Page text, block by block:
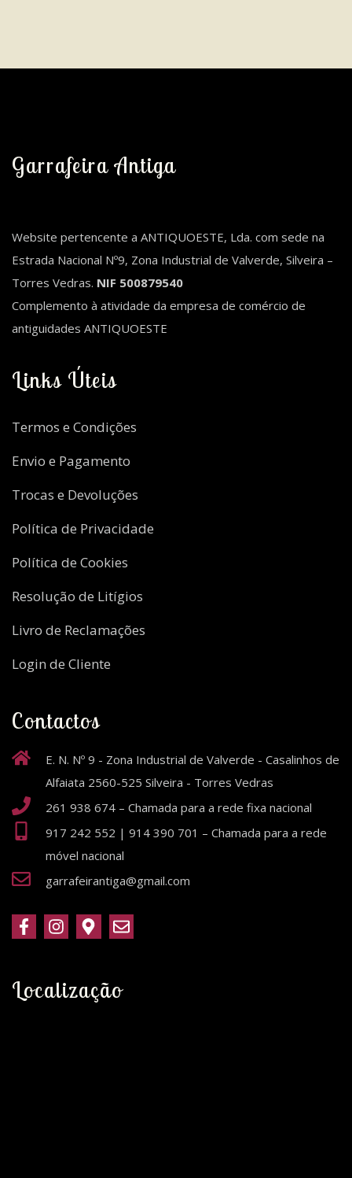
Garrafeira Antiga
Website pertencente a ANTIQUOESTE, Lda. com sede na
Estrada Nacional Nº9, Zona Industrial de Valverde, Silveira –
Torres Vedras. NIF 500879540
Complemento à atividade da empresa de comércio de
antiguidades ANTIQUOESTE
Links Úteis
Termos e Condições
Envio e Pagamento
Trocas e Devoluções
Política de Privacidade
Política de Cookies
Resolução de Litígios
Livro de Reclamações
Login de Cliente
Contactos
E. N. Nº 9 - Zona Industrial de Valverde - Casalinhos de
Alfaiata 2560-525 Silveira - Torres Vedras
261 938 674 – Chamada para a rede fixa nacional
917 242 552 | 914 390 701 – Chamada para a rede
móvel nacional
garrafeirantiga@gmail.com
Localização